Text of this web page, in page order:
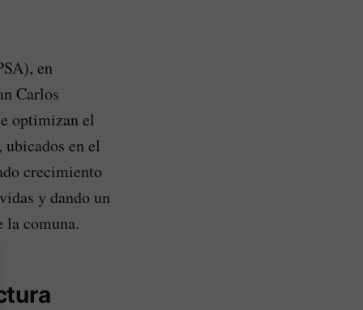
en
Carlos
optimizan el
en el
crecimiento
y dando un
la comuna.